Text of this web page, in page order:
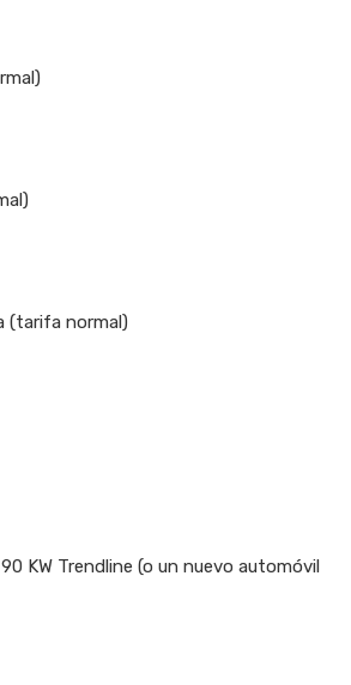
(tarifa normal)
KW Trendline (o un nuevo automóvil